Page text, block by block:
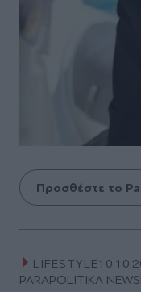
Προσθέστε το
LIFESTYLE
PARAPOLITIKA